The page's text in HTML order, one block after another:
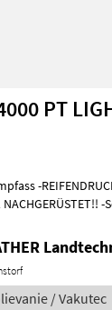
PT
-
/ Vakutec